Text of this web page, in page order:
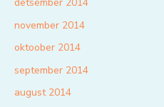
detsember 2014
november 2014
oktoober 2014
september 2014
august 2014